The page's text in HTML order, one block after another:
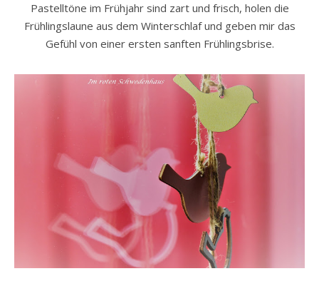
Pastelltöne im Frühjahr sind zart und frisch, holen die
Frühlingslaune aus dem Winterschlaf und geben mir das
Gefühl von einer ersten sanften Frühlingsbrise.